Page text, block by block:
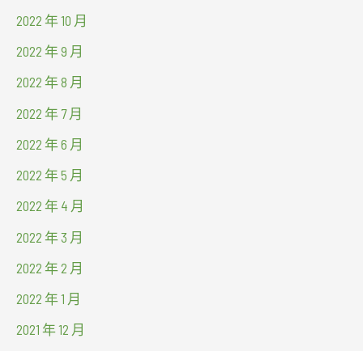
2022 年 10 月
2022 年 9 月
2022 年 8 月
2022 年 7 月
2022 年 6 月
2022 年 5 月
2022 年 4 月
2022 年 3 月
2022 年 2 月
2022 年 1 月
2021 年 12 月